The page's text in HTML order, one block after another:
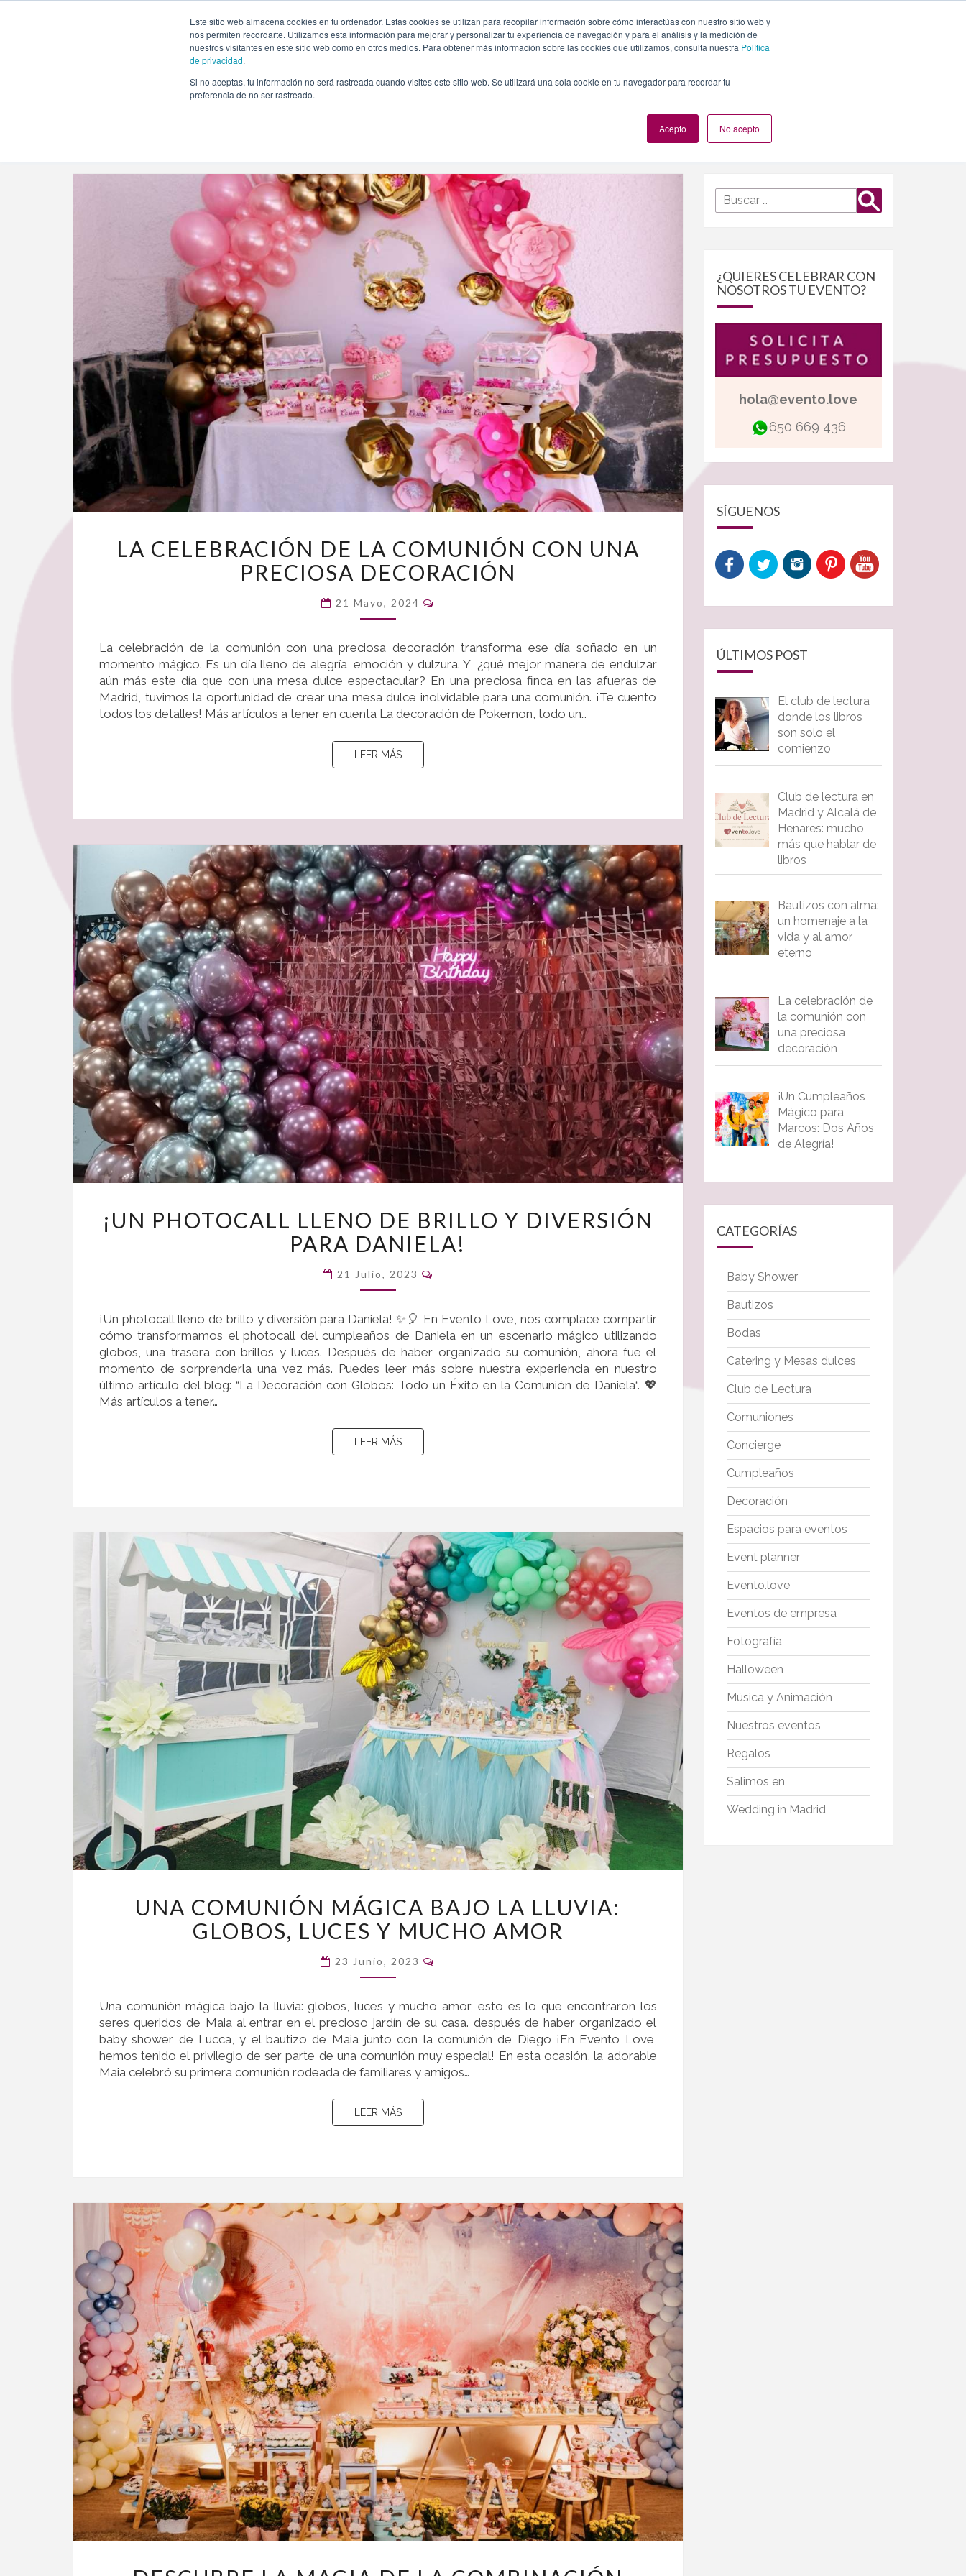
Este sitio web almacena cookies en tu ordenador. Estas cookies se utilizan para recopilar información sobre cómo interactúas con nuestro sitio web y
nos permiten recordarte. Utilizamos esta información para mejorar y personalizar tu experiencia de navegación y para el análisis y la medición de
nuestros visitantes en este sitio web como en otros medios. Para obtener más información sobre las cookies que utilizamos, consulta nuestra Política
de privacidad.
Si no aceptas, tu información no será rastreada cuando visites este sitio web. Se utilizará una sola cookie en tu navegador para recordar tu
preferencia de no ser rastreado.
Acepto No acepto
INICIO QUIÉNES SOMOS TE OFRECEMOS PLANES NUESTROS EVENTOS
Comuniones
CELEBRACIÓN
DE
LA
COMUNIÓN
CON
PRECIOSA
DECORACIÓN
LA CELEBRACIÓN DE LA COMUNIÓN CON UNA
PRECIOSA DECORACIÓN
21 Mayo, 2024
La celebración de la comunión con una preciosa decoración transforma ese día soñado en un
momento mágico. Es un día lleno de alegría, emoción y dulzura. Y, ¿qué mejor manera de endulzar
aún más este día que con una mesa dulce espectacular? En una preciosa finca en las afueras de
Madrid, tuvimos la oportunidad de crear una mesa dulce inolvidable para una comunión. ¡Te cuento
todos los detalles! Más artículos a tener en cuenta La decoración de Pokemon, todo un…
LEER MÁSLEER MÁS
PHOTOCALL
LLENO
DE
BRILLO
Y
DIVERSIÓN
PARA
DANIELA!
¡UN PHOTOCALL LLENO DE BRILLO Y DIVERSIÓN
PARA DANIELA!
21 Julio, 2023
¡Un photocall lleno de brillo y diversión para Daniela! ✨🎈 En Evento Love, nos complace compartir
cómo transformamos el photocall del cumpleaños de Daniela en un escenario mágico utilizando
globos, una trasera con brillos y luces. Después de haber organizado su comunión, ahora fue el
momento de sorprenderla una vez más. Puedes leer más sobre nuestra experiencia en nuestro
último artículo del blog: “La Decoración con Globos: Todo un Éxito en la Comunión de Daniela“. 💖
Más artículos a tener…
LEER MÁSLEER MÁS
COMUNIÓN
MÁGICA
BAJO
LA
LLUVIA:
LUCES
Y
MUCHO
AMOR
UNA COMUNIÓN MÁGICA BAJO LA LLUVIA:
GLOBOS, LUCES Y MUCHO AMOR
23 Junio, 2023
Una comunión mágica bajo la lluvia: globos, luces y mucho amor, esto es lo que encontraron los
seres queridos de Maia al entrar en el precioso jardín de su casa. después de haber organizado el
baby shower de Lucca, y el bautizo de Maia junto con la comunión de Diego ¡En Evento Love,
hemos tenido el privilegio de ser parte de una comunión muy especial! En esta ocasión, la adorable
Maia celebró su primera comunión rodeada de familiares y amigos…
LEER MÁSLEER MÁS
Buscar
por:
Buscar
¿QUIERES CELEBRAR CON
NOSOTROS TU EVENTO?
hola@evento.love
650 669 436
SÍGUENOS
ÚLTIMOS POST
El club de lectura
donde los libros
son solo el
comienzo
Club de lectura en
Madrid y Alcalá de
Henares: mucho
más que hablar de
libros
Bautizos con alma:
un homenaje a la
vida y al amor
eterno
La celebración de
la comunión con
una preciosa
decoración
¡Un Cumpleaños
Mágico para
Marcos: Dos Años
de Alegría!
CATEGORÍAS
Baby Shower
Bautizos
Bodas
Catering y Mesas dulces
Club de Lectura
Comuniones
Concierge
Cumpleaños
Decoración
Espacios para eventos
Event planner
Evento.love
Eventos de empresa
Fotografía
Halloween
Música y Animación
Nuestros eventos
Regalos
Salimos en
Wedding in Madrid